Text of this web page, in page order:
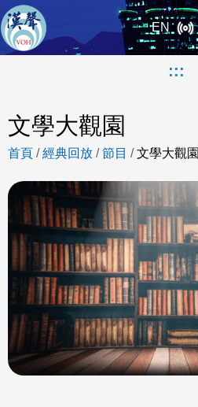
EN
:::
文學大觀園
首頁 /經典回放 /節目 /文學大觀園